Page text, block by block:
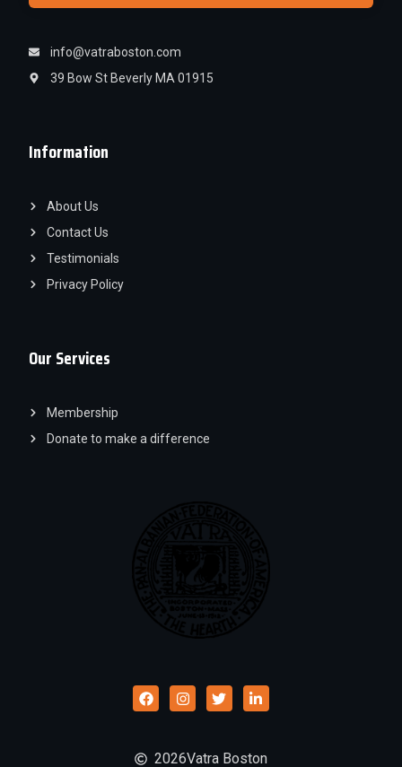
2026Vatra Boston
Our Services
Membership
Donate to make a difference
Information
About Us
Contact Us
Testimonials
Privacy Policy
info@vatraboston.com
39 Bow St Beverly MA 01915